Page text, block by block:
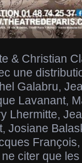
& Christian
une
Galabru,
Lavanant,
Lhermitte,
Josiane
citer que